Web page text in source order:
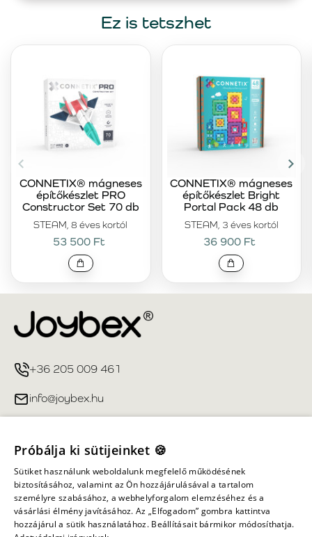
Ez is tetszhet
STEAM, 8 éves kortól
CONNETIX® mágneses
építőkészlet PRO
Constructor Set 70 db
53 500 Ft
STEAM, 3 éves kortól
CONNETIX® mágneses
építőkészlet Bright
Portal Pack 48 db
36 900 Ft
+36 205 009 461
info@joybex.hu
Fiókom
Információ
Próbálja ki sütijeinket 🍪
Sütiket használunk weboldalunk megfelelő működésének
biztosításához, valamint az Ön hozzájárulásával a tartalom
személyre szabásához, a webhelyforgalom elemzéséhez és a
vásárlási élmény javításához. Az „Elfogadom” gombra kattintva
hozzájárul a sütik használatához. Beállításait bármikor módosíthatja.